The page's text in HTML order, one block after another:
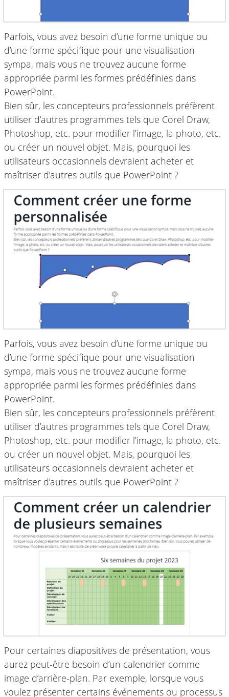
Parfois, vous avez besoin d’une forme unique ou
d’une forme spécifique pour une visualisation
sympa, mais vous ne trouvez aucune forme
appropriée parmi les formes prédéfinies dans
PowerPoint.
Bien sûr, les concepteurs professionnels préfèrent
utiliser d’autres programmes tels que Corel Draw,
Photoshop, etc. pour modifier l’image, la photo, etc.
ou créer un nouvel objet. Mais, pourquoi les
utilisateurs occasionnels devraient acheter et
maîtriser d’autres outils que PowerPoint ?
Parfois, vous avez besoin d’une forme unique ou
d’une forme spécifique pour une visualisation
sympa, mais vous ne trouvez aucune forme
appropriée parmi les formes prédéfinies dans
PowerPoint.
Bien sûr, les concepteurs professionnels préfèrent
utiliser d’autres programmes tels que Corel Draw,
Photoshop, etc. pour modifier l’image, la photo, etc.
ou créer un nouvel objet. Mais, pourquoi les
utilisateurs occasionnels devraient acheter et
maîtriser d’autres outils que PowerPoint ?
Pour certaines diapositives de présentation, vous
aurez peut-être besoin d’un calendrier comme
image d’arrière-plan. Par exemple, lorsque vous
voulez présenter certains événements ou processus